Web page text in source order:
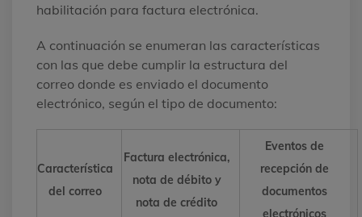
habilitación para factura electrónica.
A continuación se enumeran las características
con las que debe cumplir la estructura del
correo donde es enviado el documento
electrónico, según el tipo de documento:
Característica
del correo
Factura electrónica,
nota de débito y
nota de crédito
Eventos de
recepción de
documentos
electrónicos